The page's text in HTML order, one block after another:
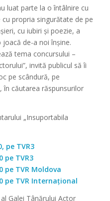
luat parte la o întâlnire cu
propria singurătate de pe
cu iubiri și poezie, a
de-a noi înșine.
tema concursului –
invită publicul să îi
pe scândură, pe
în căutarea răspunsurilor
„Insuportabila
pe TVR3
pe TVR3
pe TVR Moldova
pe TVR Internațional
Galei Tânărului Actor